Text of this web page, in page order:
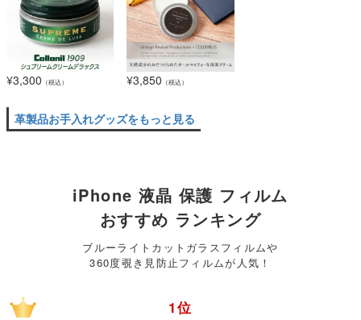
¥3,300 （税込） ¥3,850 （税込）
革製品お手入れグッズをもっと見る
iPhone 液晶 保護 フィルム
おすすめ ランキング
ブルーライトカットガラスフィルムや
360度覗き見防止フィルムが人気！
1位